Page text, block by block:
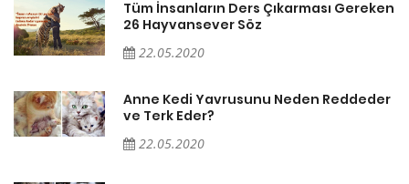
Tüm İnsanların Ders Çıkarması Gereken
26 Hayvansever Söz
22.05.2020
Anne Kedi Yavrusunu Neden Reddeder
ve Terk Eder?
22.05.2020